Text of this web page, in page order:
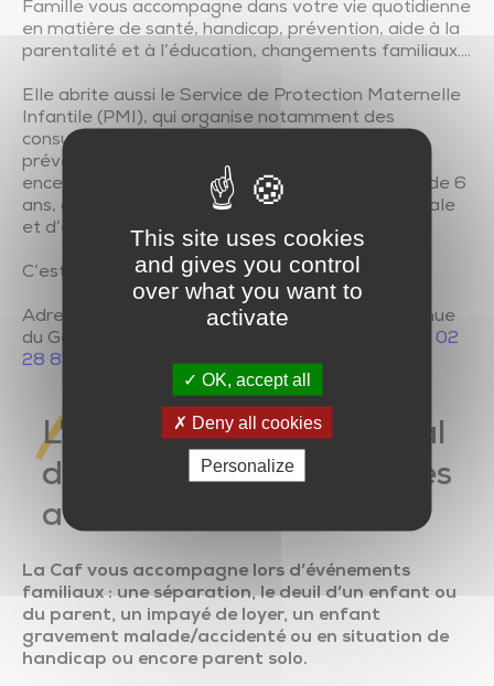
Famille vous accompagne dans votre vie quotidienne
en matière de santé, handicap, prévention, aide à la
parentalité et à l’éducation, changements familiaux….
Elle abrite aussi le Service de Protection Maternelle
Infantile (PMI), qui organise notamment des
consultations et des actions médico-sociales de
prévention et de suivi en faveur des femmes
enceintes, des parents et des enfants de moins de 6
ans, ainsi que des activités de planification familiale
et d’éducation familiale.
C’est un service GRATUIT.
Adresse : MDSF, Centre médico-social – 15, avenue
du Général de Gaulle – 85110 CHANTONNAY au 02
28 85 75 50
L'accompagnement social
de la CAF pour les familles
avec enfant(s)
La Caf vous accompagne lors d’événements
familiaux : une séparation, le deuil d’un enfant ou
du parent, un impayé de loyer, un enfant
gravement malade/accidenté ou en situation de
handicap ou encore parent solo.
This site uses cookies
and gives you control
over what you want to
activate
OK, accept all
Deny all cookies
Personalize